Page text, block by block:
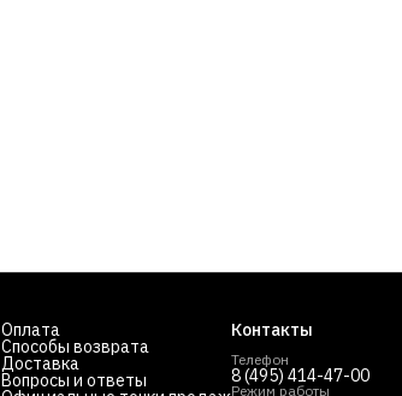
Оплата
Способы возврата
Доставка
Вопросы и ответы
Контакты
Телефон
8 (495) 414-47-00
Режим работы